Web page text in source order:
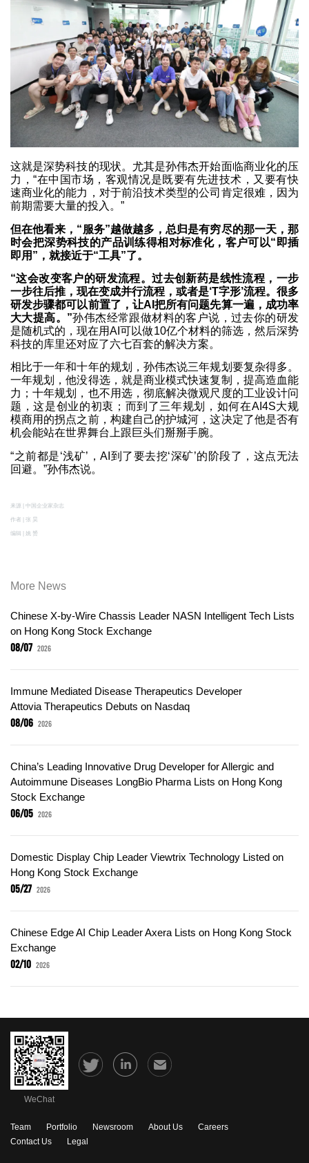
这就是深势科技的现状。尤其是孙伟杰开始面临商业化的压
力，“在中国市场，客观情况是既要有先进技术，又要有快
速商业化的能力，对于前沿技术类型的公司肯定很难，因为
前期需要大量的投入。”
但在他看来，“服务”越做越多，总归是有穷尽的那一天，那
时会把深势科技的产品训练得相对标准化，客户可以“即插
即用”，就接近于“工具”了。
“这会改变客户的研发流程。过去创新药是线性流程，一步
一步往后推，现在变成并行流程，或者是‘T字形’流程。很多
研发步骤都可以前置了，让AI把所有问题先算一遍，成功率
大大提高。”孙伟杰经常跟做材料的客户说，过去你的研发
是随机式的，现在用AI可以做10亿个材料的筛选，然后深势
科技的库里还对应了六七百套的解决方案。
相比于一年和十年的规划，孙伟杰说三年规划要复杂得多。
一年规划，他没得选，就是商业模式快速复制，提高造血能
力；十年规划，也不用选，彻底解决微观尺度的工业设计问
题，这是创业的初衷；而到了三年规划，如何在AI4S大规
模商用的拐点之前，构建自己的护城河，这决定了他是否有
机会能站在世界舞台上跟巨头们掰掰手腕。
“之前都是‘浅矿’，AI到了要去挖‘深矿’的阶段了，这点无法
回避。”孙伟杰说。
来源 | 中国企业家杂志
作者 | 张 昊
编辑 | 姚 赟
More News
Chinese X-by-Wire Chassis Leader NASN Intelligent Tech Lists
on Hong Kong Stock Exchange
08/07 2026
Immune Mediated Disease Therapeutics Developer
Attovia Therapeutics Debuts on Nasdaq
08/06 2026
China’s Leading Innovative Drug Developer for Allergic and
Autoimmune Diseases LongBio Pharma Lists on Hong Kong
Stock Exchange
06/05 2026
Domestic Display Chip Leader Viewtrix Technology Listed on
Hong Kong Stock Exchange
05/27 2026
Chinese Edge AI Chip Leader Axera Lists on Hong Kong Stock
Exchange
02/10 2026
WeChat
Team Portfolio Newsroom About Us
Careers
Contact Us
Legal